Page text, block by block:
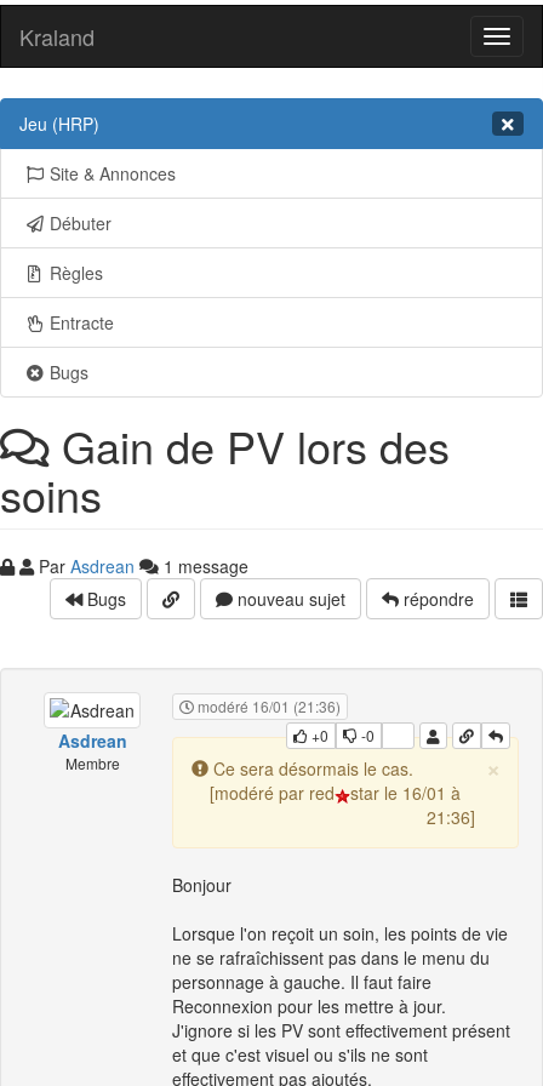
Kraland
Jeu (HRP)
Site & Annonces
Débuter
Règles
Entracte
Bugs
Gain de PV lors des
soins
Par Asdrean
1 message
Bugs
nouveau sujet répondre
Asdrean
Membre
modéré 16/01 (21:36)
+0
-0
×
Ce sera désormais le cas.
[modéré par red
star le 16/01 à
21:36]
Bonjour
Lorsque l'on reçoit un soin, les points de vie
ne se rafraîchissent pas dans le menu du
personnage à gauche. Il faut faire
Reconnexion pour les mettre à jour.
J'ignore si les PV sont effectivement présent
et que c'est visuel ou s'ils ne sont
effectivement pas ajoutés.